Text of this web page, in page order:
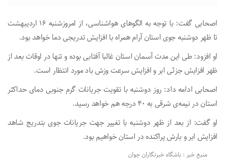
اصحابی گفت: با توجه به الگو‌های هواشناسی، از امروزشنبه ۱۶ اردیبهشت
تا ظهر دوشنبه جوی استان آرام همراه با افزایش تدریجی دما خواهد بود.
او افزود: طی این مدت آسمان استان غالبا آفتابی بوده و تنها در اوقات بعد از
ظهر افزایش جزئی ابر و افزایش سرعت وزش باد مورد انتظار است.
اصحابی ادامه داد: روز دوشنبه با تقویت جریانات گرم جنوبی دمای حداکثر
استان در نیمه‌ی شرقی به ۴۰ درجه هم خواهد رسید.
او گفت: از بعد از ظهر دوشنبه با تغییر جهت جریانات جوی بتدریج شاهد
افزایش ابر و بارش پراکنده در استان خواهیم بود.
منبع خبر : باشگاه خبرنگاران جوان